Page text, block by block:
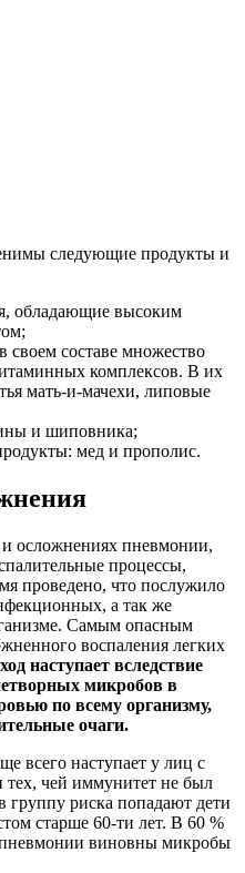
следующие продукты и
обладающие высоким
своем составе множество
комплексов. В их
мать-и-мачехи, липовые
и шиповника;
мед и прополис.
и осложнениях пневмонии,
процессы,
проведено, что послужило
а так же
Самым опасным
воспаления легких
наступает вследствие
микробов в
по всему организму,
очаги.
всего наступает у лиц с
чей иммунитет не был
риска попадают дети
старше 60-ти лет. В 60 %
виновны микробы